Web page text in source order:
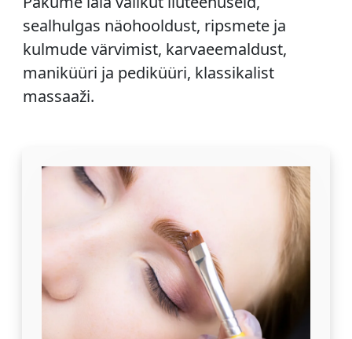
sealhulgas näohooldust, ripsmete ja
kulmude värvimist, karvaeemaldust,
maniküüri ja pediküüri, klassikalist
massaaži.